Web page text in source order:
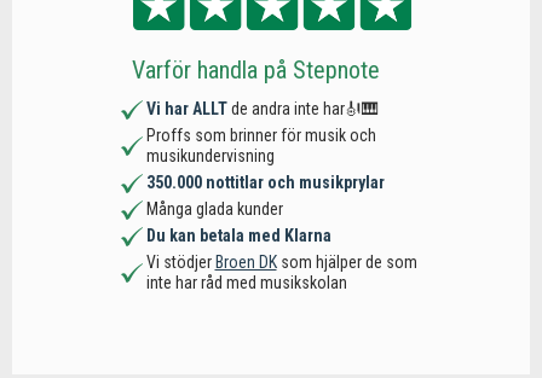
Varför handla på Stepnote
Vi har ALLTde andra inte har🎻🎹
Proffs som brinner för musik och
musikundervisning
350.000 nottitlar och musikprylar
Många glada kunder
Du kan betala med Klarna
Vi stödjer Broen DKsom hjälper de som
inte har råd med musikskolan